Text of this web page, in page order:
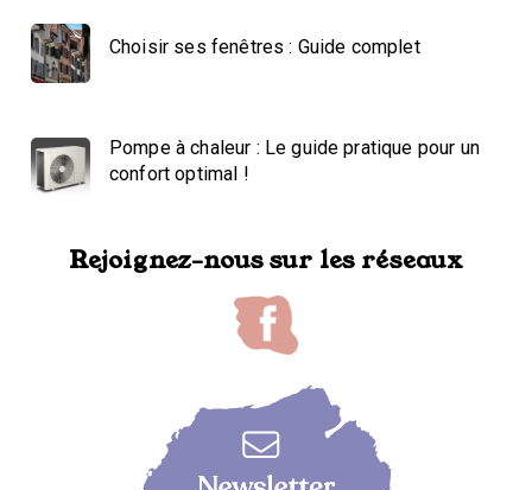
Choisir ses fenêtres : Guide complet
Pompe à chaleur : Le guide pratique pour un
confort optimal !
Rejoignez-nous sur les réseaux